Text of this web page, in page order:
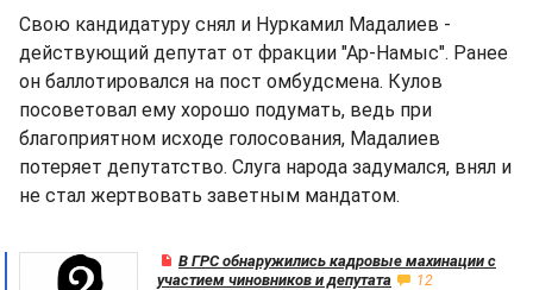
Свою кандидатуру снял и Нуркамил Мадалиев -
действующий депутат от фракции "Ар-Намыс". Ранее
он баллотировался на пост омбудсмена. Кулов
посоветовал ему хорошо подумать, ведь при
благоприятном исходе голосования, Мадалиев
потеряет депутатство. Слуга народа задумался, внял и
не стал жертвовать заветным мандатом.
В ГРС обнаружились кадровые махинации с
участием чиновников и депутата
12